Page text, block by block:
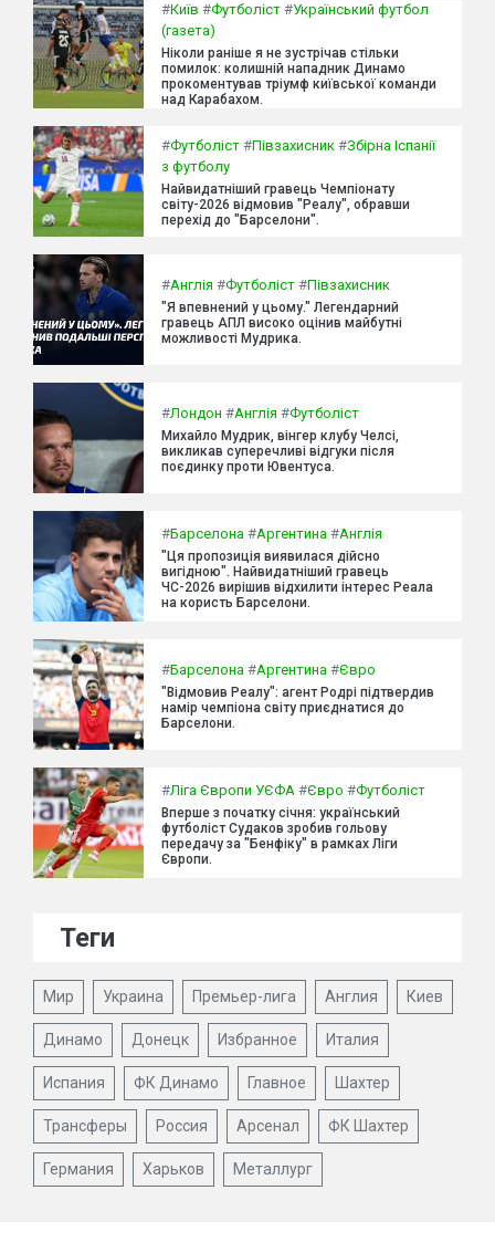
#Київ #Футболіст #Український футбол
(газета)
Ніколи раніше я не зустрічав стільки
помилок: колишній нападник Динамо
прокоментував тріумф київської команди
над Карабахом.
#Футболіст #Півзахисник #Збірна Іспанії
з футболу
Найвидатніший гравець Чемпіонату
світу-2026 відмовив "Реалу", обравши
перехід до "Барселони".
#Англія #Футболіст #Півзахисник
"Я впевнений у цьому." Легендарний
гравець АПЛ високо оцінив майбутні
можливості Мудрика.
#Лондон #Англія #Футболіст
Михайло Мудрик, вінгер клубу Челсі,
викликав суперечливі відгуки після
поєдинку проти Ювентуса.
#Барселона #Аргентина #Англія
"Ця пропозиція виявилася дійсно
вигідною". Найвидатніший гравець
ЧС-2026 вирішив відхилити інтерес Реала
на користь Барселони.
#Барселона #Аргентина #Євро
"Відмовив Реалу": агент Родрі підтвердив
намір чемпіона світу приєднатися до
Барселони.
#Ліга Європи УЄФА #Євро #Футболіст
Вперше з початку січня: український
футболіст Судаков зробив гольову
передачу за "Бенфіку" в рамках Ліги
Європи.
Теги
Мир Украина Премьер-лига Англия Киев
Динамо Донецк Избранное Италия
Испания ФК Динамо Главное Шахтер
Трансферы Россия Арсенал ФК Шахтер
Германия Харьков Металлург